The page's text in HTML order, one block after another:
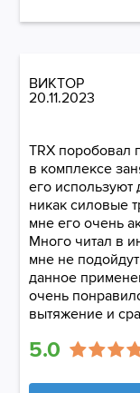
ВИКТОР
20.11.2023
TRX поробовал
в комплексе
его
никак силовые
мне его очень
Много читал в
мне не
данное
очень
вытяжение и
5.0